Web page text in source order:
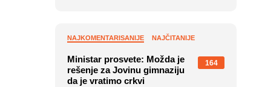
NAJKOMENTARISANIJE NAJČITANIJE
Ministar prosvete: Možda je
rešenje za Jovinu gimnaziju
da je vratimo crkvi
164